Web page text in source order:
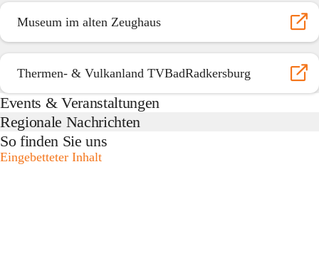
Museum im alten Zeughaus
Thermen- & Vulkanland TVBadRadkersburg
Events & Veranstaltungen
Regionale Nachrichten
So finden Sie uns
Eingebetteter Inhalt